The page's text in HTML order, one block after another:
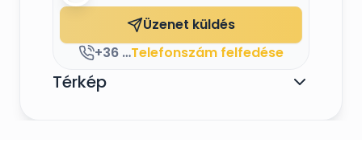
Üzenet küldés
+36 96 671 478Telefonszám felfedése
Térkép